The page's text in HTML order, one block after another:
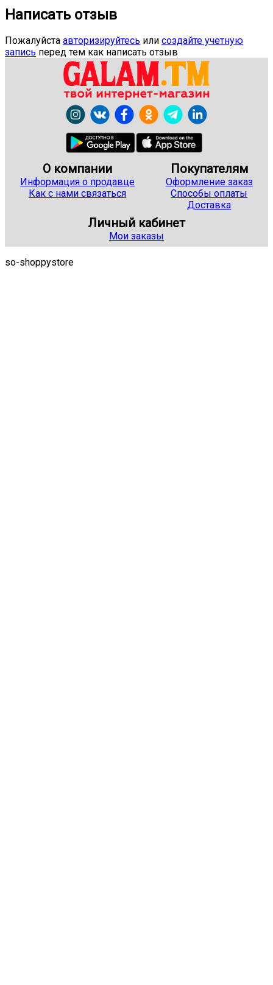
Написать отзыв
Пожалуйста авторизируйтесь или создайте учетную
запись перед тем как написать отзыв
О компании
Информация о продавце
Как с нами связаться
Покупателям
Оформление заказ
Способы оплаты
Доставка
Личный кабинет
Мои заказы
so-shoppystore